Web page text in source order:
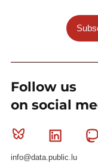
Follow us
on social
Bluesky
info@data.public.lu